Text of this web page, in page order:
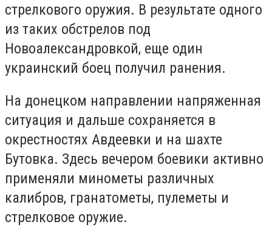
стрелкового оружия. В результате одного
из таких обстрелов под
Новоалександровкой, еще один
украинский боец получил ранения.
На донецком направлении напряженная
ситуация и дальше сохраняется в
окрестностях Авдеевки и на шахте
Бутовка. Здесь вечером боевики активно
применяли минометы различных
калибров, гранатометы, пулеметы и
стрелковое оружие.